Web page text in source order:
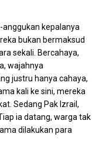
kepalanya
bukan bermaksud
sekali. Bercahaya,
wajahnya
justru hanya cahaya,
kali ke sini, mereka
Sedang Pak Izrail,
ia datang, warga tak
dilakukan para